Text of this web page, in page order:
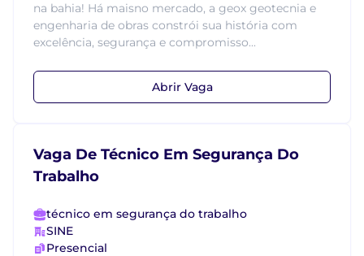
na bahia! Há maisno mercado, a geox geotecnia e
engenharia de obras constrói sua história com
excelência, segurança e compromisso...
Abrir Vaga
Vaga De Técnico Em Segurança Do
Trabalho
técnico em segurança do trabalho
SINE
Presencial